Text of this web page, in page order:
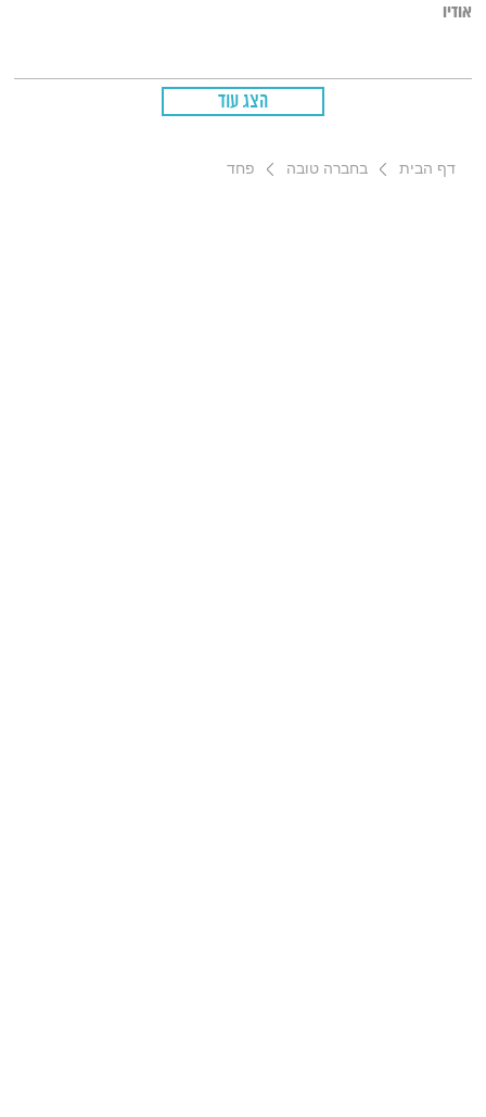
עיתונאית ופובליציסטית בישראל היום. על השינוי המשמעותי בחייה
אודיו
הצג עוד
דף הבית בחברה טובה פחד